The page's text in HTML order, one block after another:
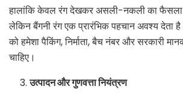
हालांकि केवल रंग देखकर असली-नकली का फैसला
लेकिन बैंगनी रंग एक प्रारंभिक पहचान अवश्य देता
को हमेशा पैकिंग, निर्माता, बैच नंबर और सरकारी
चाहिए।
उत्पादन और गुणवत्ता नियंत्रण